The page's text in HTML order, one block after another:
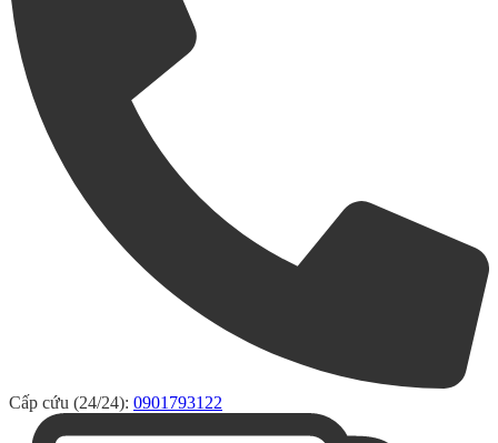
Cấp cứu (24/24): 0901793122